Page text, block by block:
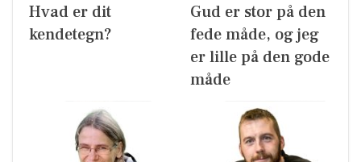
Hvad er dit
kendetegn?
Gud er stor på den
fede måde, og jeg
er lille på den gode
måde